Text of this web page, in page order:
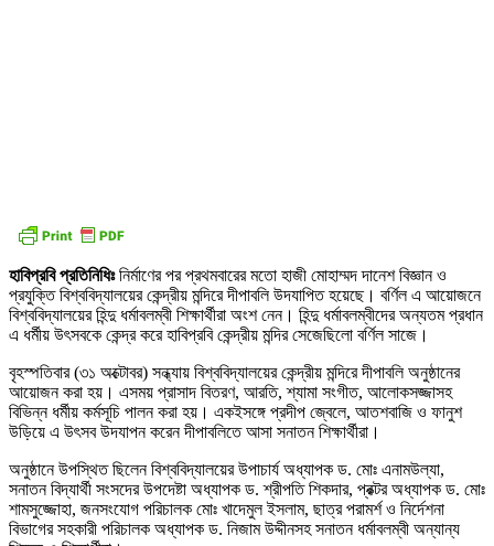
হাবিপ্রবি প্রতিনিধিঃনির্মাণের পর প্রথমবারের মতো হাজী মোহাম্মদ দানেশ বিজ্ঞান ও
প্রযুক্তি বিশ্ববিদ্যালয়ের কেন্দ্রীয় মন্দিরে দীপাবলি উদযাপিত হয়েছে। বর্ণিল এ আয়োজনে
বিশ্ববিদ্যালয়ের হিন্দু ধর্মাবলম্বী শিক্ষার্থীরা অংশ নেন। হিন্দু ধর্মাবলম্বীদের অন্যতম প্রধান
এ ধর্মীয় উৎসবকে কেন্দ্র করে হাবিপ্রবি কেন্দ্রীয় মন্দির সেজেছিলো বর্ণিল সাজে।
বৃহস্পতিবার (৩১ অক্টোবর) সন্ধ্যায় বিশ্ববিদ্যালয়ের কেন্দ্রীয় মন্দিরে দীপাবলি অনুষ্ঠানের
আয়োজন করা হয়। এসময় প্রাসাদ বিতরণ, আরতি, শ্যামা সংগীত, আলোকসজ্জাসহ
বিভিন্ন ধর্মীয় কর্মসূচি পালন করা হয়। একইসঙ্গে প্রদীপ জ্বেলে, আতশবাজি ও ফানুশ
উড়িয়ে এ উৎসব উদযাপন করেন দীপাবলিতে আসা সনাতন শিক্ষার্থীরা।
অনুষ্ঠানে উপস্থিত ছিলেন বিশ্ববিদ্যালয়ের উপাচার্য অধ্যাপক ড. মোঃ এনামউল্যা,
সনাতন বিদ্যার্থী সংসদের উপদেষ্টা অধ্যাপক ড. শ্রীপতি শিকদার, প্রক্টর অধ্যাপক ড. মোঃ
শামসুজ্জোহা, জনসংযোগ পরিচালক মোঃ খাদেমুল ইসলাম, ছাত্র পরামর্শ ও নির্দেশনা
বিভাগের সহকারী পরিচালক অধ্যাপক ড. নিজাম উদ্দীনসহ সনাতন ধর্মাবলম্বী অন্যান্য